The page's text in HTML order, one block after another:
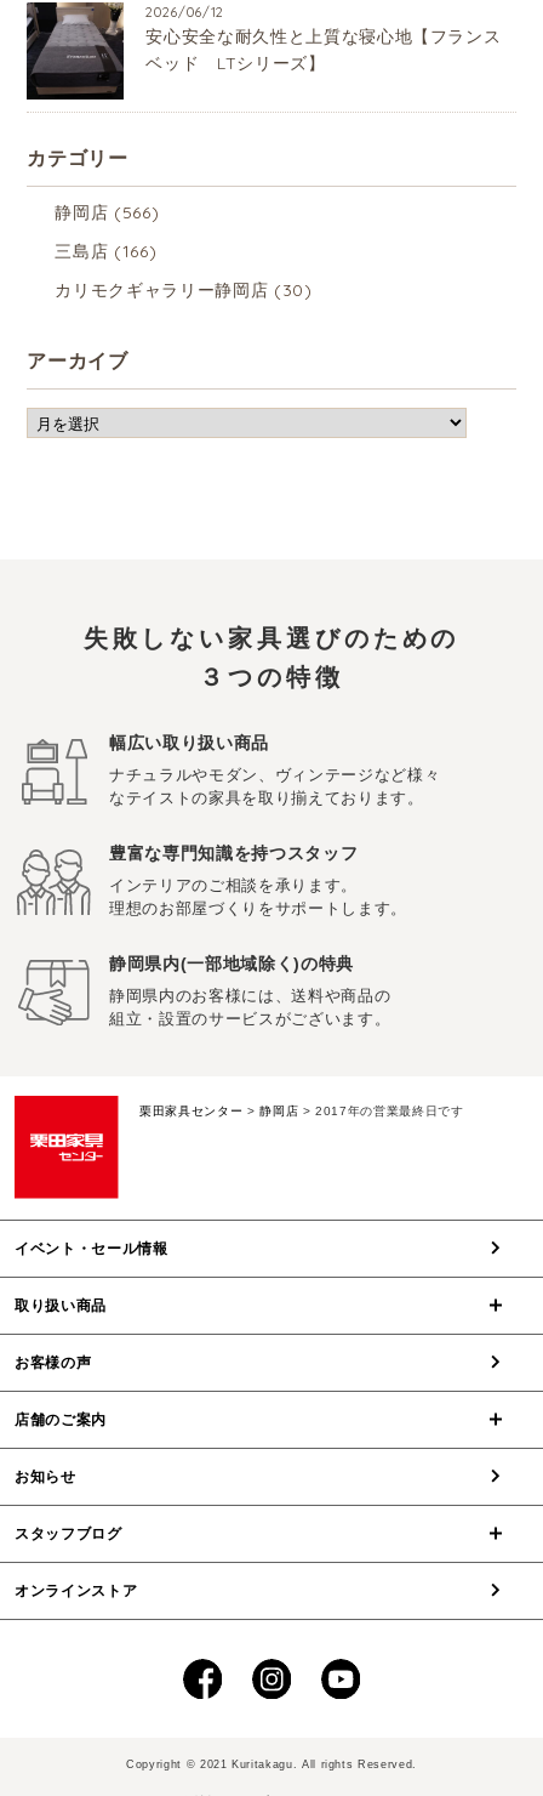
2026/06/12
安心安全な耐久性と上質な寝心地【フランス
ベッド LTシリーズ】
カテゴリー
静岡店 (566)
三島店 (166)
カリモクギャラリー静岡店 (30)
アーカイブ
失敗しない家具選びのための
３つの特徴
幅広い取り扱い商品
ナチュラルやモダン、ヴィンテージなど様々
なテイストの家具を取り揃えております。
豊富な専門知識を持つスタッフ
インテリアのご相談を承ります。
理想のお部屋づくりをサポートします。
静岡県内(一部地域除く)の特典
静岡県内のお客様には、送料や商品の
組立・設置のサービスがございます。
栗田家具センター >静岡店 >2017年の営業最終日です
イベント・セール情報
取り扱い商品
お客様の声
店舗のご案内
お知らせ
スタッフブログ
オンラインストア
Copyright © 2021 Kuritakagu. All rights Reserved.